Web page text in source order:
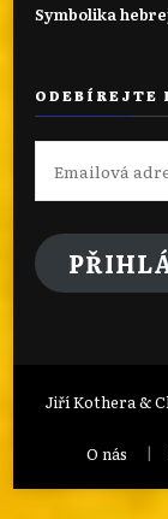
Symbolika
ODEBÍREJTE
Emailová
adresa
Jiří Kothera &
O nás